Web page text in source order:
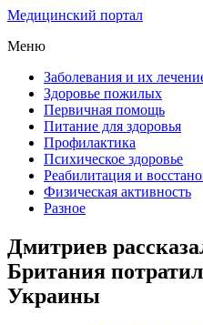
Медицинский портал
Меню
Заболевания и их
Здоровье пожилых
Первичная помощь
Питание для здоровья
Профилактика
Психическое здоровье
Реабилитация и
Физическая активность
Разное
Дмитриев
Британия
Украины